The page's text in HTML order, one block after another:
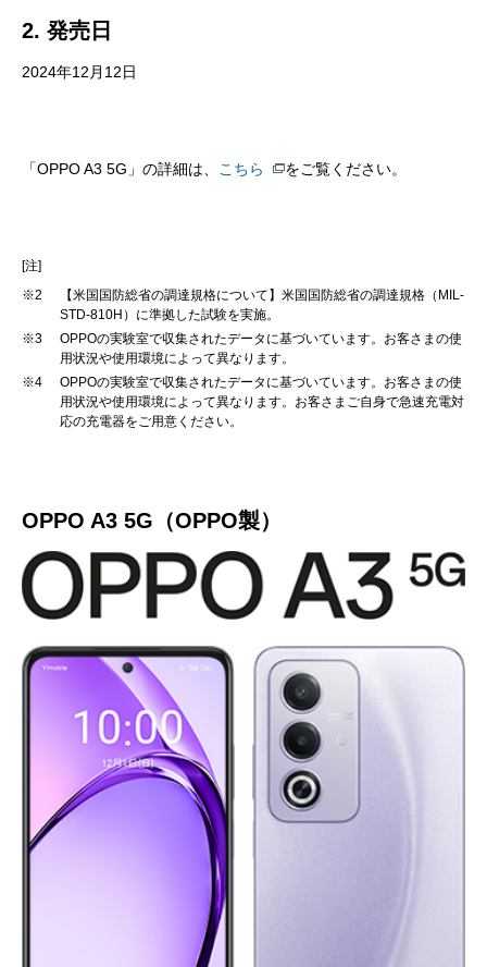
2. 発売日
2024年12月12日
「OPPO A3 5G」の詳細は、 こちら をご覧ください。
[注]
※2
【米国国防総省の調達規格について】米国国防総省の調達規格（MIL-
STD-810H）に準拠した試験を実施。
※3
OPPOの実験室で収集されたデータに基づいています。お客さまの使
用状況や使用環境によって異なります。
※4
OPPOの実験室で収集されたデータに基づいています。お客さまの使
用状況や使用環境によって異なります。お客さまご自身で急速充電対
応の充電器をご用意ください。
OPPO A3 5G（OPPO製）